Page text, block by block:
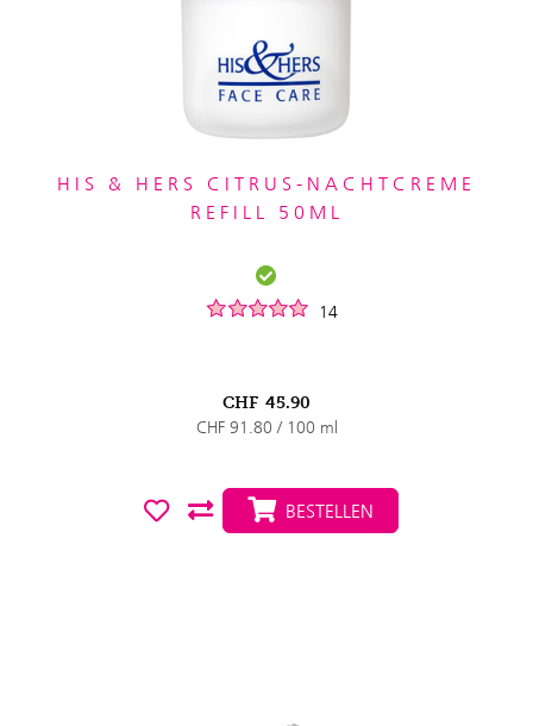
HIS & HERS CITRUS-NACHTCREME
REFILL 50ML
14
CHF 45.90
CHF 91.80 / 100 ml
BESTELLEN